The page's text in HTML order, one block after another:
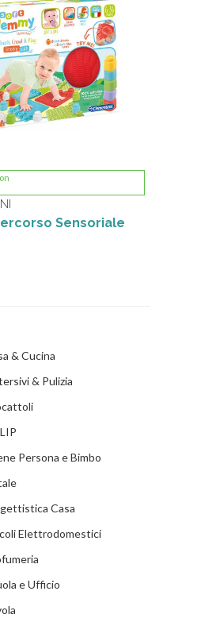
Sensoriale
& Cucina
& Pulizia
Persona e Bimbo
Casa
Elettrodomestici
e Ufficio